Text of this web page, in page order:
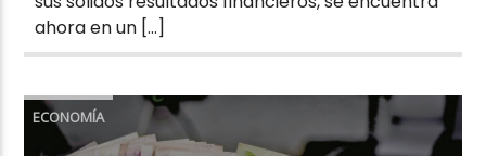
ahora en un […]
ECONOMÍA